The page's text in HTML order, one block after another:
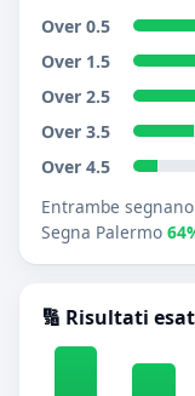
Over 0.5
Over 1.5
Over 2.5
Over 3.5
Over 4.5
Entrambe segnano
Segna Palermo
🔢 Risultati